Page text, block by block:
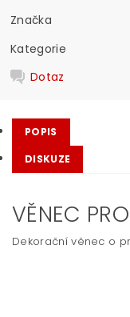
Značka
Kategorie
Dotaz
POPIS
DISKUZE
VĚNEC
Dekorační věnec o